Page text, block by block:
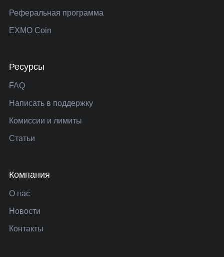
Реферальная программа
EXMO Coin
Ресурсы
FAQ
Написать в поддержку
Комиссии и лимиты
Статьи
Компания
О нас
Новости
Контакты